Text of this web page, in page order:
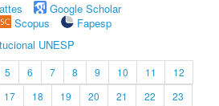
Google Scholar
Scopus
Fapesp
UNESP
5 6 7 8 9 10 11
12
17 18 19 20 21 22
23